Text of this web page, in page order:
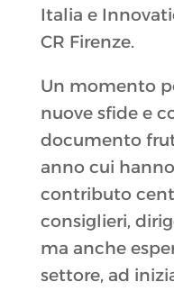
Italia e
CR Firenze.
Un momento
nuove sfide e
documento
anno cui
contributo
consiglieri,
ma anche
settore, ad